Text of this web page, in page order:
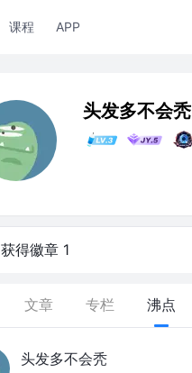
课程 APP
头发多不会秃
获得徽章 1
文章 专栏 沸点
头发多不会秃